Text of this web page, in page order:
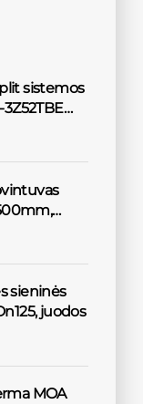
sistemos
3Z52TBE
sieninės
juodos
MOA